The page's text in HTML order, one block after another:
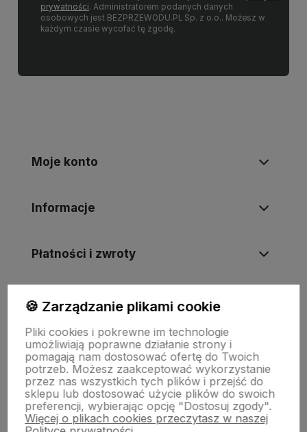
prywatności. Administratorem podanych danych
osobowych jest BEZPRZEWODU.PL Sp. z o.o.. Możesz w
każdym czasie wycofać tę zgodę.
Moje konto
Informacje
Płatności i zwroty
Wsparcie
O nas
🍪 Zarządzanie plikami cookie
Pliki cookies i pokrewne im technologie
umożliwiają poprawne działanie strony i
pomagają nam dostosować ofertę do Twoich
potrzeb. Możesz zaakceptować wykorzystanie
przez nas wszystkich tych plików i przejść do
sklepu lub dostosować użycie plików do swoich
preferencji, wybierając opcję "Dostosuj zgody".
Więcej o plikach cookies przeczytasz w naszej